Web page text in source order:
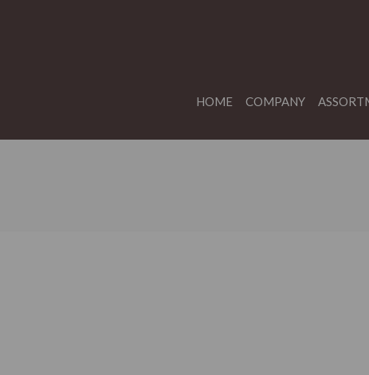
HOME COMPANY